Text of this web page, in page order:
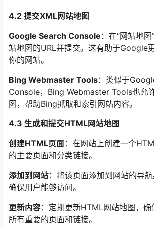
4.2 提交XML网站地图
Google Search Console ：在“网站地
站地图的URL并提交。这有助于Google
你的网站。
Bing Webmaster Tools：类似于
Console，Bing Webmaster Tools也允
图，帮助Bing抓取和索引网站内容。
4.3 生成和提交HTML网站地图
创建HTML页面：在网站上创建一个
的主要页面和分类链接。
添加到网站：将该页面添加到网站的导
确保用户能够访问。
更新内容：定期更新HTML网站地图，确
所有重要的页面和链接。